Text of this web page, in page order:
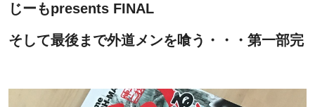
じーもpresents FINAL
そして最後まで外道メンを喰う・・・第一部完